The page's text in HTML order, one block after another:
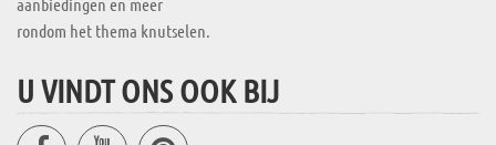
aanbiedingen en meer
rondom het thema knutselen.
U VINDT ONS OOK BIJ